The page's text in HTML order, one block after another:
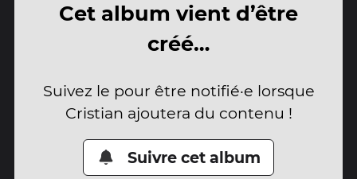
Cet album vient d’être
créé…
Suivez le pour être notifié·e lorsque
Cristian ajoutera du contenu !
Suivre cet album